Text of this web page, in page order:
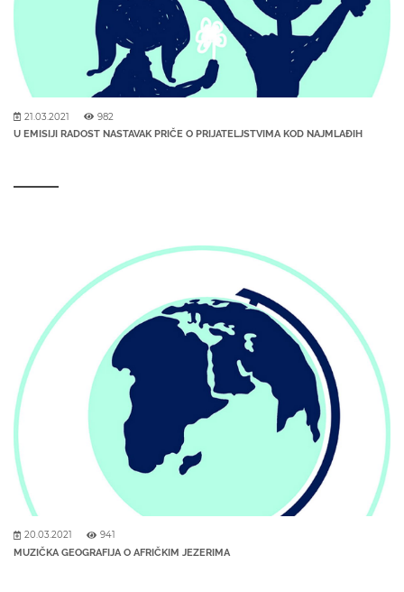
21.03.2021 982
U EMISIJI RADOST NASTAVAK PRIČE O PRIJATELJSTVIMA KOD NAJMLAĐIH
20.03.2021 941
MUZIČKA GEOGRAFIJA O AFRIČKIM JEZERIMA